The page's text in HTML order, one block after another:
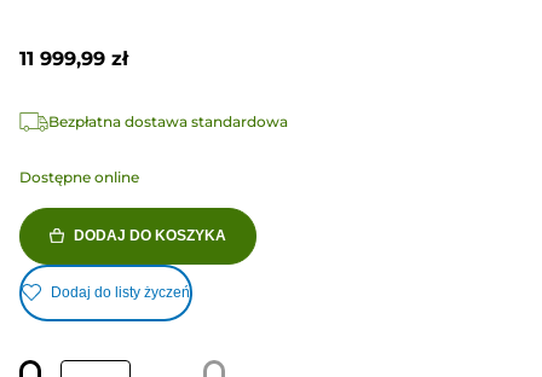
11 999,99 zł
Bezpłatna dostawa standardowa
Dostępne online
DODAJ DO KOSZYKA
Dodaj do listy życzeń